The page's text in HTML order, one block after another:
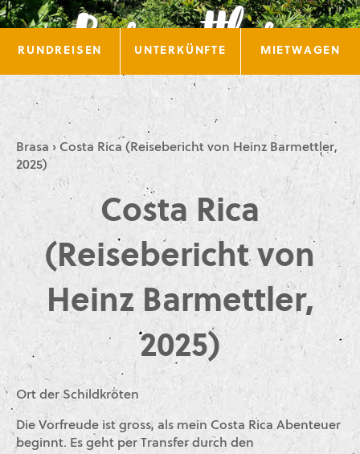
Barmettler,
2025)
RUNDREISEN UNTERKÜNFTE MIETWAGEN
Brasa › Costa Rica (Reisebericht von Heinz Barmettler,
2025)
Costa Rica
(Reisebericht von
Heinz Barmettler,
2025)
Ort der Schildkröten
Die Vorfreude ist gross, als mein Costa Rica Abenteuer
beginnt. Es geht per Transfer durch den